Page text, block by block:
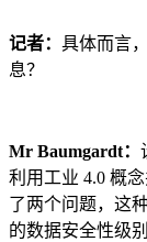
记者： 具体而言
息？
Mr Baumgardt：
利用工业 4.0 概
了两个问题，这
的数据安全性级